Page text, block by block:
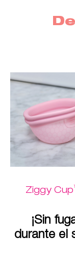
Ziggy Cup
¡Sin
durante el